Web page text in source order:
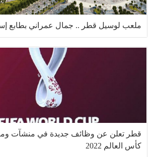
ملعب لوسيل قطر .. جمال عمراني بطابع
قطر تعلن عن وظائف جديدة في منشآت
كأس العالم 2022